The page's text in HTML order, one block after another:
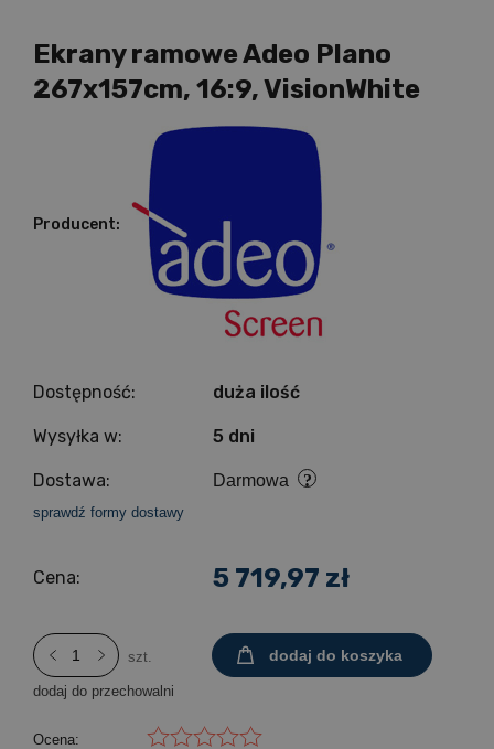
Ekrany ramowe Adeo Plano
267x157cm, 16:9, VisionWhite
Producent:
Dostępność: duża ilość
Wysyłka w: 5 dni
Dostawa: Darmowa
sprawdź formy dostawy
Cena: 5 719,97 zł
szt. dodaj do koszyka
dodaj do przechowalni
Ocena: